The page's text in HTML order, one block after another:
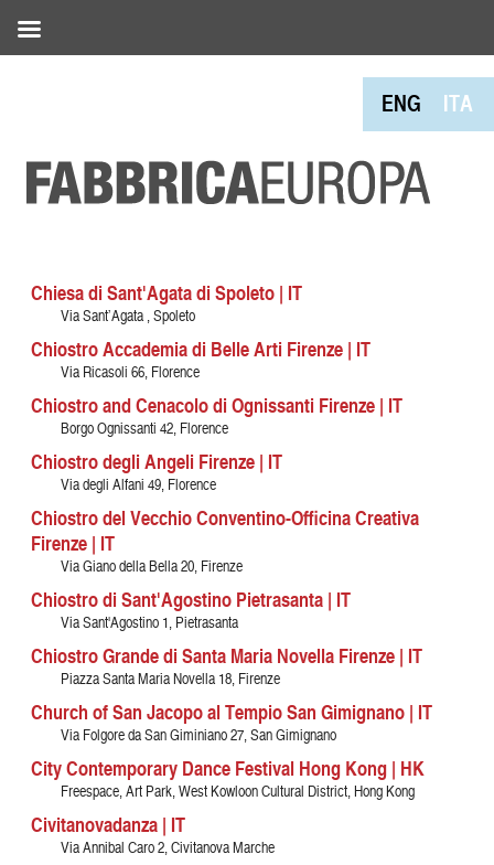
ENG ITA
Chiesa di Sant'Agata di Spoleto | IT
Via Sant’Agata , Spoleto
Chiostro Accademia di Belle Arti Firenze | IT
Via Ricasoli 66, Florence
Chiostro and Cenacolo di Ognissanti Firenze | IT
Borgo Ognissanti 42, Florence
Chiostro degli Angeli Firenze | IT
Via degli Alfani 49, Florence
Chiostro del Vecchio Conventino-Officina Creativa
Firenze | IT
Via Giano della Bella 20, Firenze
Chiostro di Sant'Agostino Pietrasanta | IT
Via Sant'Agostino 1, Pietrasanta
Chiostro Grande di Santa Maria Novella Firenze | IT
Piazza Santa Maria Novella 18, Firenze
Church of San Jacopo al Tempio San Gimignano | IT
Via Folgore da San Giminiano 27, San Gimignano
City Contemporary Dance Festival Hong Kong | HK
Freespace, Art Park, West Kowloon Cultural District, Hong Kong
Civitanovadanza | IT
Via Annibal Caro 2, Civitanova Marche